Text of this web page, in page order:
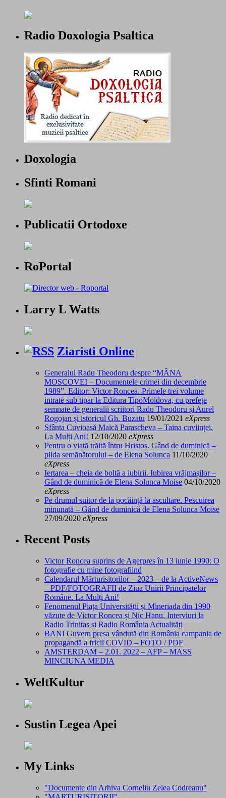
Radio Doxologia Psaltica
Doxologia
Sfinti Romani
Publicatii Ortodoxe
RoPortal
Larry L Watts
Ziaristi Online
Generalul Radu Theodoru despre “MÂNA
MOSCOVEI – Documentele crimei din decembrie
1989”. Editor: Victor Roncea. Primele trei volume
intrate sub tipar la Editura TipoMoldova, cu prefețe
semnate de generalii scriitori Radu Theodoru și Aurel
Rogojan și istoricul Gh. Buzatu 19/01/2021 eXpress
Sfânta Cuvioasă Maică Parascheva – Taina cuviinței.
La Mulți Ani! 12/10/2020 eXpress
Pentru o viață trăită întru Hristos. Gând de duminică –
pilda semănătorului – de Elena Solunca 11/10/2020
eXpress
Iertarea – cheia de boltă a iubirii. Iubirea vrăjmașilor –
Gând de duminică de Elena Solunca Moise 04/10/2020
eXpress
Pe drumul suitor de la pocăință la ascultare. Pescuirea
minunată – Gând de duminică de Elena Solunca Moise
27/09/2020 eXpress
Recent Posts
Victor Roncea suprins de Agerpres în 13 iunie 1990: O
fotografie cu mine fotografiind
Calendarul Mărturisitorilor – 2023 – de la ActiveNews
– PDF/FOTOGRAFII de Ziua Unirii Principatelor
Române. La Mulți Ani!
Fenomenul Piața Universității și Mineriada din 1990
văzute de Victor Roncea și Nic Hanu. Interviuri la
Radio Trinitas și Radio România Actualități
BANI Guvern presa vândută din România campania de
propagandă a fricii COVID – FOTO / PDF
AMSTERDAM – 2.01. 2022 – AFP – MASS
MINCIUNA MEDIA
WeltKultur
Sustin Legea Apei
My Links
"Documente din Arhiva Corneliu Zelea Codreanu"